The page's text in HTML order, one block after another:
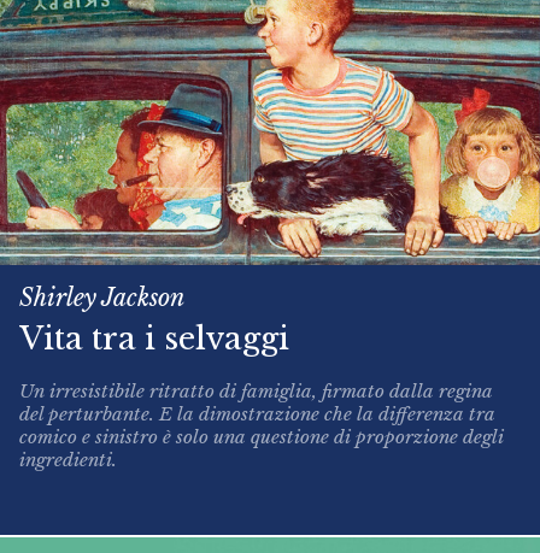
Shirley Jackson
Vita tra i selvaggi
Un irresistibile ritratto di famiglia, firmato dalla regina
del perturbante. E la dimostrazione che la differenza tra
comico e sinistro è solo una questione di proporzione degli
ingredienti.